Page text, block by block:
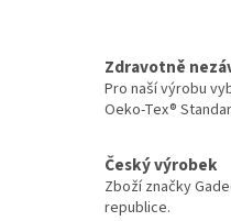
Zdravotně
Pro naší výrobu
Oeko-Tex®
Český výrobek
Zboží značky
republice.